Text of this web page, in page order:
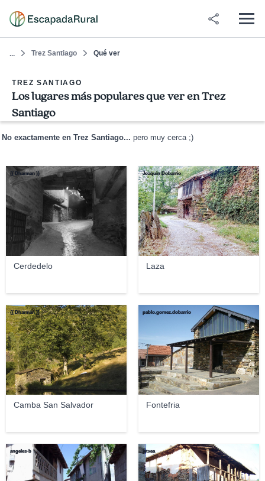
... Trez Santiago Qué ver
TREZ SANTIAGO
Los lugares más populares que ver en Trez
Santiago
No exactamente en Trez Santiago... pero muy cerca ;)
Cerdedelo
{{ Dharman }}
Laza
Joaquin Dobarrio
Camba San Salvador
{{ Dharman }}
Fontefria
pablo.gomez.dobarrio
angeles-b jetxea